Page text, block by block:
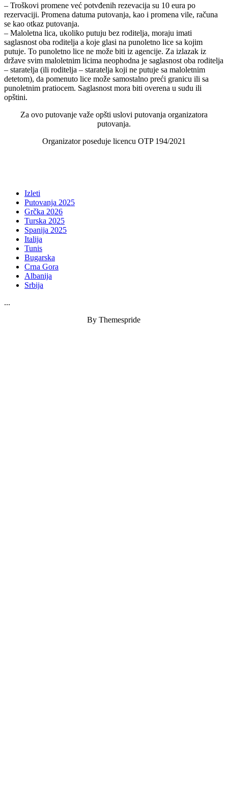
– Troškovi promene već potvđenih rezevacija su 10 eura po
rezervaciji. Promena datuma putovanja, kao i promena vile, računa
se kao otkaz putovanja.
– Maloletna lica, ukoliko putuju bez roditelja, moraju imati
saglasnost oba roditelja a koje glasi na punoletno lice sa kojim
putuje. To punoletno lice ne može biti iz agencije. Za izlazak iz
države svim maloletnim licima neophodna je saglasnost oba roditelja
– staratelja (ili roditelja – staratelja koji ne putuje sa maloletnim
detetom), da pomenuto lice može samostalno preći granicu ili sa
punoletnim pratiocem. Saglasnost mora biti overena u sudu ili
opštini.
Za ovo putovanje važe opšti uslovi putovanja organizatora
putovanja.
Organizator poseduje licencu OTP 194/2021
Izleti
Putovanja 2025
Grčka 2026
Turska 2025
Spanija 2025
Italija
Tunis
Bugarska
Crna Gora
Albanija
Srbija
...
By Themespride